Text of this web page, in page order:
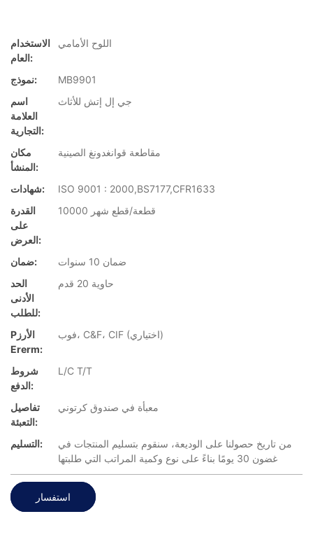
الاستخدام
العام:
اللوح الأمامي
نموذج:
MB9901
اسم
العلامة
التجارية:
جي إل إتش للأثاث
مكان
المنشأ:
مقاطعة قوانغدونغ الصينية
شهادات:
ISO 9001 : 2000,BS7177,CFR1633
القدرة
على
العرض:
10000 قطعة/قطع شهر
ضمان:
ضمان 10 سنوات
الحد
الأدنى
للطلب:
حاوية 20 قدم
Pالأرز
Ererm:
فوب، C&F، CIF (اختياري)
شروط
الدفع:
L/C T/T
تفاصيل
التعبئة:
معبأة في صندوق كرتوني
التسليم:
من تاريخ حصولنا على الوديعة، سنقوم بتسليم المنتجات في
غضون 30 يومًا بناءً على نوع وكمية المراتب التي طلبتها
استفسار